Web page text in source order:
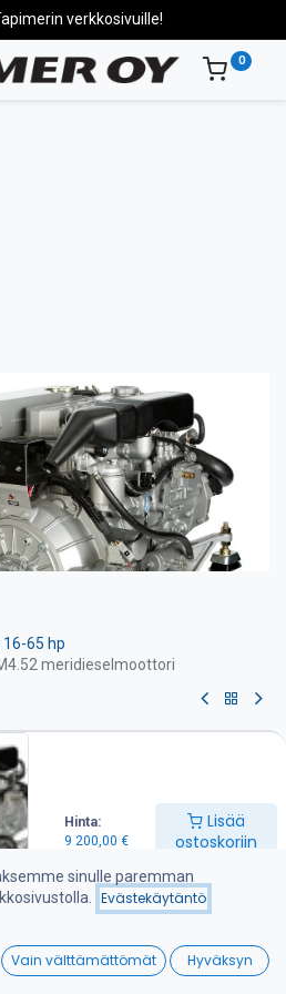
Hinta:
9 200,00 €
Lisää
ostoskoriin
Wishlist
verkkosivuille!
0
65 hp
meridieselmoottori
CM4.52
pako/vedensekoitin
sinulle paremman
Evästekäytäntö
Vain välttämättömät Hyväksyn